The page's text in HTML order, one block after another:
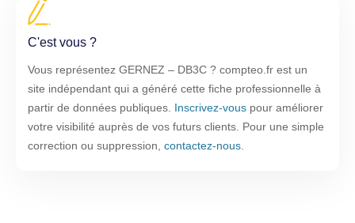
C'est vous ?
Vous représentez GERNEZ – DB3C ? compteo.fr est un
site indépendant qui a généré cette fiche professionnelle à
partir de données publiques. Inscrivez-vous pour améliorer
votre visibilité auprès de vos futurs clients. Pour une simple
correction ou suppression, contactez-nous